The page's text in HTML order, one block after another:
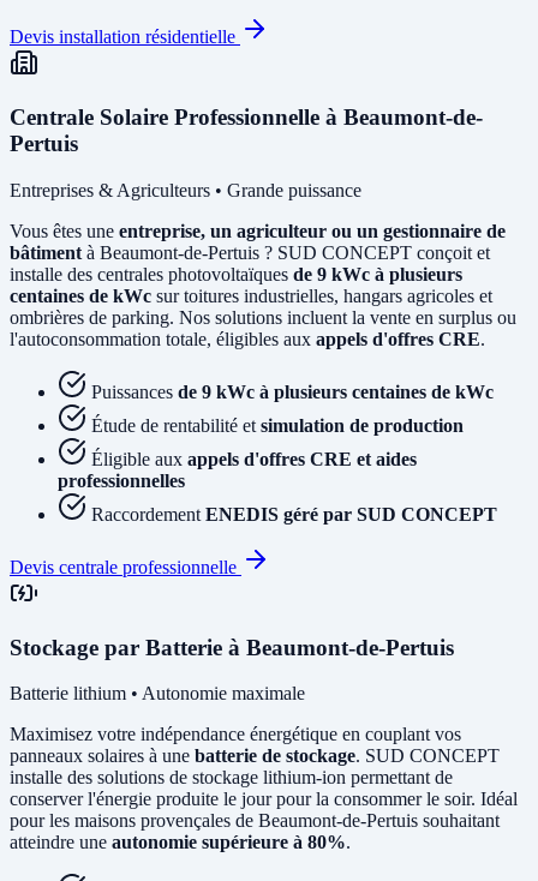
Devis installation résidentielle
Centrale Solaire Professionnelle à Beaumont-de-
Pertuis
Entreprises & Agriculteurs • Grande puissance
Vous êtes une entreprise, un agriculteur ou un gestionnaire de
bâtiment à Beaumont-de-Pertuis ? SUD CONCEPT conçoit et
installe des centrales photovoltaïques de 9 kWc à plusieurs
centaines de kWc sur toitures industrielles, hangars agricoles et
ombrières de parking. Nos solutions incluent la vente en surplus ou
l'autoconsommation totale, éligibles aux appels d'offres CRE.
Puissances de 9 kWc à plusieurs centaines de kWc
Étude de rentabilité et simulation de production
Éligible aux appels d'offres CRE et aides
professionnelles
Raccordement ENEDIS géré par SUD CONCEPT
Devis centrale professionnelle
Stockage par Batterie à Beaumont-de-Pertuis
Batterie lithium • Autonomie maximale
Maximisez votre indépendance énergétique en couplant vos
panneaux solaires à une batterie de stockage. SUD CONCEPT
installe des solutions de stockage lithium-ion permettant de
conserver l'énergie produite le jour pour la consommer le soir. Idéal
pour les maisons provençales de Beaumont-de-Pertuis souhaitant
atteindre une autonomie supérieure à 80%.